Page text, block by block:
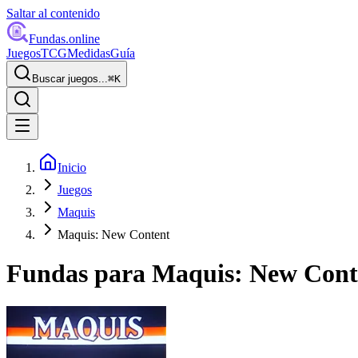
Saltar al contenido
Fundas.online
JuegosTCGMedidasGuía
Buscar juegos...⌘K
Inicio
Juegos
Maquis
Maquis: New Content
Fundas para Maquis: New